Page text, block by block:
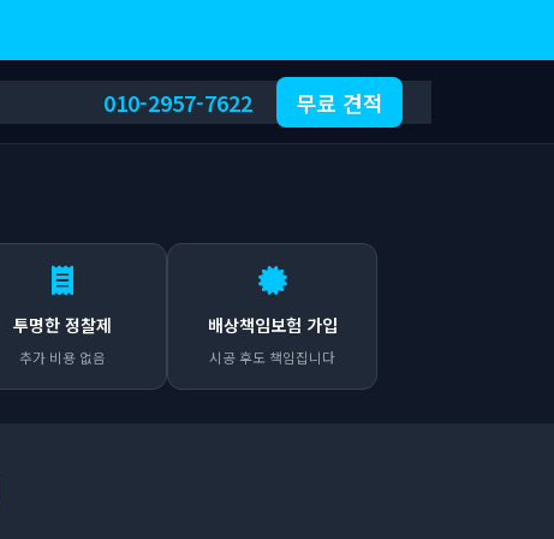
010-2957-7622 무료 견적
투명한 정찰제
추가 비용 없음
배상책임보험 가입
시공 후도 책임집니다